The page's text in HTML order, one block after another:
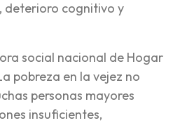
deterioro cognitivo y
social nacional de Hogar
pobreza en la vejez no
personas mayores
insuficientes,